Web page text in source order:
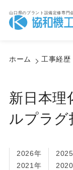
山口県のプラント設備定修専門
ホーム 工事経歴
新日本
ルプラグ
2026年
2021年